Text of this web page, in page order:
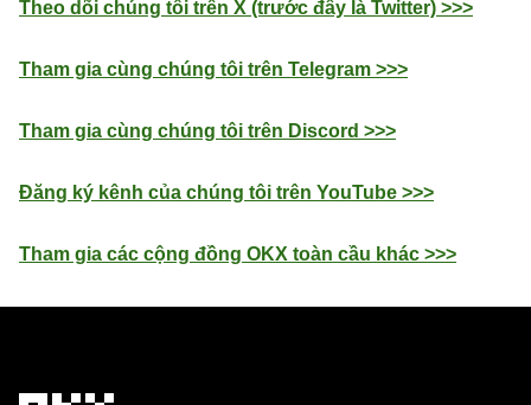
Theo dõi chúng tôi trên X (trước đây là Twitter) >>>
Tham gia cùng chúng tôi trên Telegram >>>
Tham gia cùng chúng tôi trên Discord >>>
Đăng ký kênh của chúng tôi trên YouTube >>>
Tham gia các cộng đồng OKX toàn cầu khác >>>